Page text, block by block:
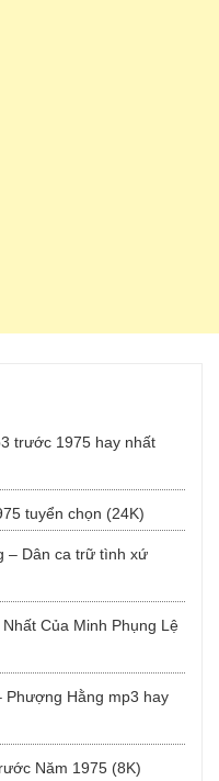
trước 1975 hay nhất
tuyển chọn (24K)
– Dân ca trữ tình xứ
Của Minh Phụng Lệ
Phượng Hằng mp3 hay
Năm 1975 (8K)